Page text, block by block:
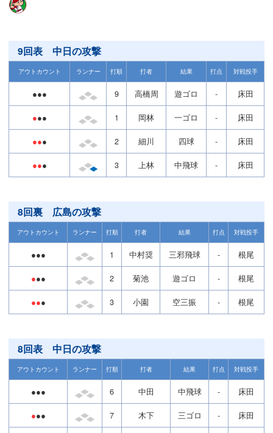
9回表 中日の攻撃
アウトカウント ランナー 打順 打者 結果 打点 対戦投手
●●● 9 高橋周 遊ゴロ - 床田
●●● 1 岡林 一ゴロ - 床田
●●● 2 細川 四球 - 床田
●●● 3 上林 中飛球 - 床田
8回裏 広島の攻撃
アウトカウント ランナー 打順 打者 結果 打点 対戦投手
●●● 1 中村奨 三邪飛球 - 根尾
●●● 2 菊池 遊ゴロ - 根尾
●●● 3 小園 空三振 - 根尾
8回表 中日の攻撃
アウトカウント ランナー 打順 打者 結果 打点 対戦投手
●●● 6 中田 中飛球 - 床田
●●● 7 木下 三ゴロ - 床田